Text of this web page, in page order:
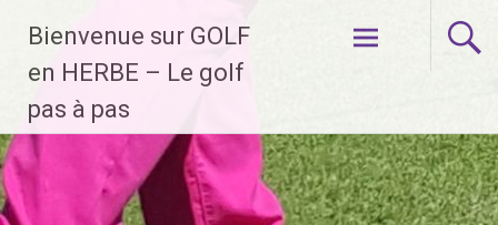
contenu
Bienvenue sur GOLF
en HERBE – Le golf
pas à pas